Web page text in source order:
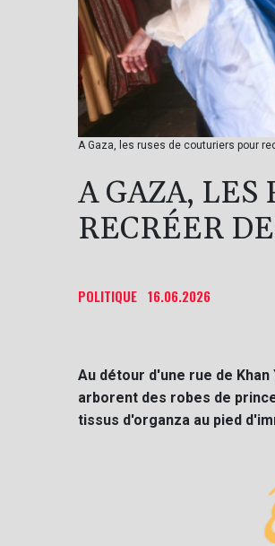
A Gaza, les ruses de couturiers pour
A GAZA, LES
RECRÉER
POLITIQUE 16.06.2026
Au détour d'une rue de
arborent des robes de
tissus d'organza au pied